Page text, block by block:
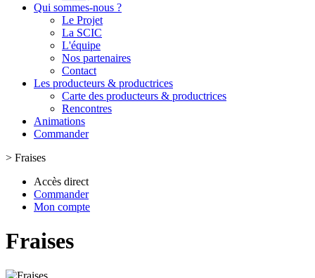
Qui sommes-nous ?
Le Projet
La SCIC
L'équipe
Nos partenaires
Contact
Les producteurs & productrices
Carte des producteurs & productrices
Rencontres
Animations
Commander
> Fraises
Accès direct
Commander
Mon compte
Fraises